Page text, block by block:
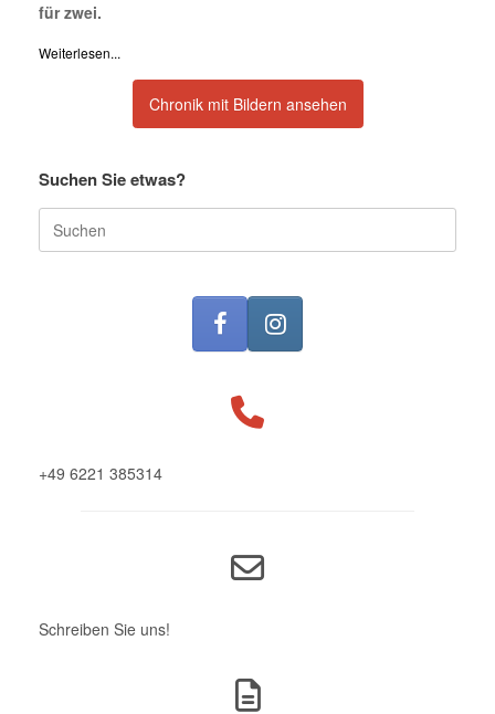
für zwei.
Weiterlesen...
Chronik mit Bildern ansehen
Suchen Sie etwas?
nach:
+49 6221 385314
Schreiben Sie uns!